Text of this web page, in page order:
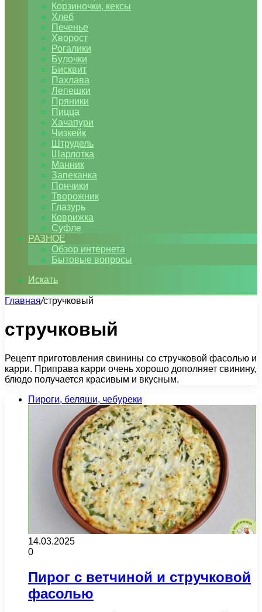
Корзиночки, кексы
Хлеб
Печенье
Хворост
Рогалики
Булочки
Бисквит
Пахлава
Лепешки
Пряники
Пицца
Хачапури
Чизкейк
Штрудель
Шарлотка
Манник
Запеканка
Пончики
Творожник
Глазурь
Коврижка
Суфле
РАЗНОЕ
Обзор интернета
Бытовые вопросы
Искать
Главная/стручковый
стручковый
Рецепт приготовления свинины со стручковой фасолью и
карри. Приправа карри очень хорошо дополняет свинину,
блюдо получается красивым и вкусным.
Пироги, беляши, чебуреки
14.03.2025
0
Пирог с ветчиной и стручковой
фасолью